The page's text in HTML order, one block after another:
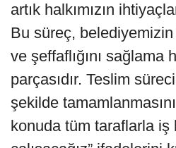
artık halkımızın
Bu süreç,
ve şeffaflığını sağlama
parçasıdır. Teslim
şekilde
konuda tüm taraflarla iş